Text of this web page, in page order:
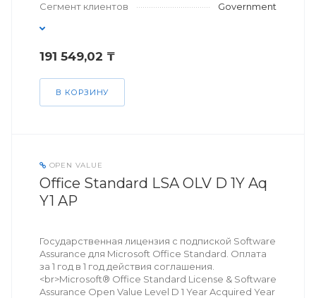
Сегмент клиентов
Government
191 549,02 ₸
В КОРЗИНУ
OPEN VALUE
Office Standard LSA OLV D 1Y Aq
Y1 AP
Государственная лицензия с подпиской Software
Assurance для Microsoft Office Standard. Оплата
за 1 год в 1 год действия соглашения.
<br>Microsoft® Office Standard License & Software
Assurance Open Value Level D 1 Year Acquired Year